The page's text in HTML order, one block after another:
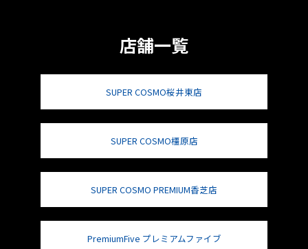
店舗一覧
SUPER COSMO桜井東店
SUPER COSMO橿原店
SUPER COSMO PREMIUM香芝店
PremiumFive プレミアムファイブ